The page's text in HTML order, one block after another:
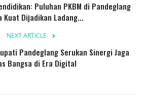
Puluhan PKBM di Pandeglang
Kuat Dijadikan Ladang...
NEXT ARTICLE
Pandeglang Serukan Sinergi Jaga
Bangsa di Era Digital